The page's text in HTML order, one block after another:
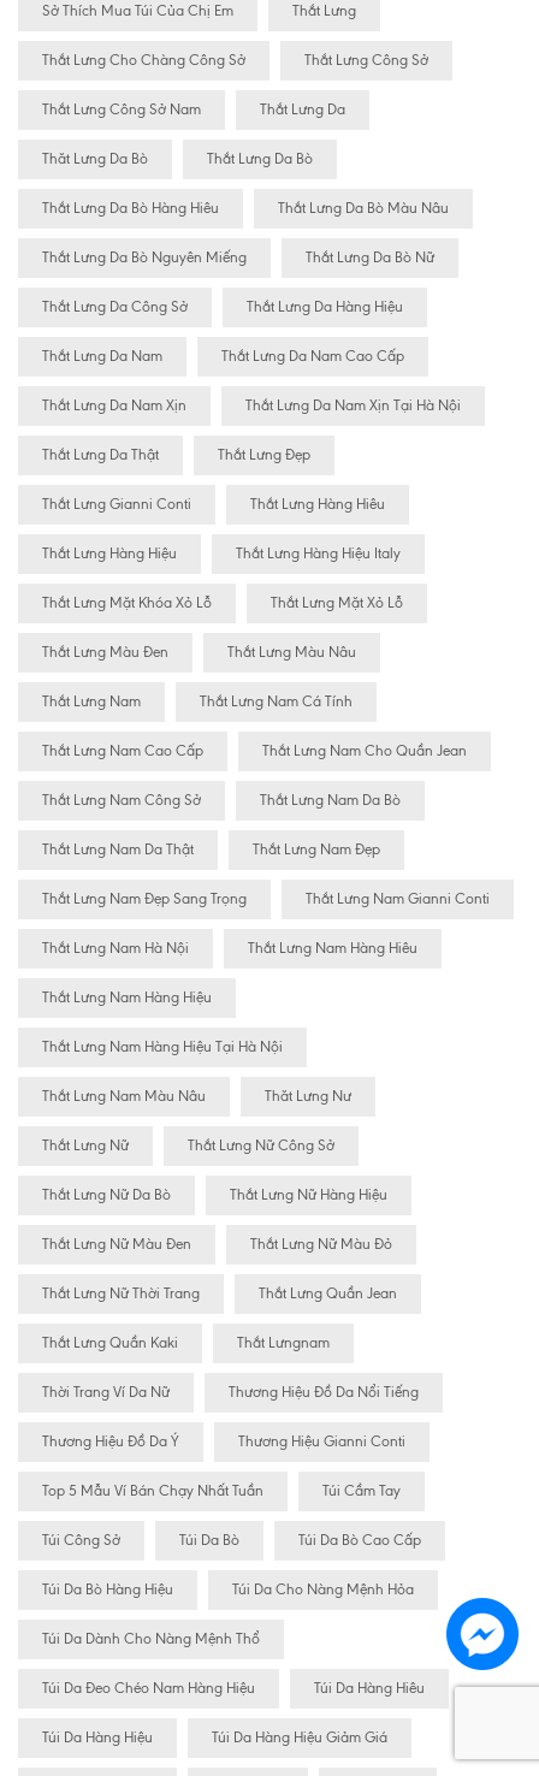
Sở Thích Mua Túi Của Chị Em Thắt Lưng
Thắt Lưng Cho Chàng Công Sở Thắt Lưng Công Sở
Thắt Lưng Công Sở Nam Thắt Lưng Da
Thăt Lưng Da Bò Thắt Lưng Da Bò
Thắt Lưng Da Bò Hàng Hiêu Thắt Lưng Da Bò Màu Nâu
Thắt Lưng Da Bò Nguyên Miếng Thắt Lưng Da Bò Nữ
Thắt Lưng Da Công Sở Thắt Lưng Da Hàng Hiệu
Thắt Lưng Da Nam Thắt Lưng Da Nam Cao Cấp
Thắt Lưng Da Nam Xịn Thắt Lưng Da Nam Xịn Tại Hà Nội
Thắt Lưng Da Thật Thắt Lưng Đẹp
Thắt Lưng Gianni Conti Thắt Lưng Hàng Hiêu
Thắt Lưng Hàng Hiệu Thắt Lưng Hàng Hiệu Italy
Thắt Lưng Mặt Khóa Xỏ Lỗ Thắt Lưng Mặt Xỏ Lỗ
Thắt Lưng Màu Đen Thắt Lưng Màu Nâu
Thắt Lưng Nam Thắt Lưng Nam Cá Tính
Thắt Lưng Nam Cao Cấp Thắt Lưng Nam Cho Quần Jean
Thắt Lưng Nam Công Sở Thắt Lưng Nam Da Bò
Thắt Lưng Nam Da Thật Thắt Lưng Nam Đẹp
Thắt Lưng Nam Đẹp Sang Trọng Thắt Lưng Nam Gianni Conti
Thắt Lưng Nam Hà Nội Thắt Lưng Nam Hàng Hiêu
Thắt Lưng Nam Hàng Hiệu
Thắt Lưng Nam Hàng Hiệu Tại Hà Nội
Thắt Lưng Nam Màu Nâu Thăt Lưng Nư
Thắt Lưng Nữ Thắt Lưng Nữ Công Sở
Thắt Lưng Nữ Da Bò Thắt Lưng Nữ Hàng Hiệu
Thắt Lưng Nữ Màu Đen Thắt Lưng Nữ Màu Đỏ
Thắt Lưng Nữ Thời Trang Thắt Lưng Quần Jean
Thắt Lưng Quần Kaki Thắt Lưngnam
Thời Trang Ví Da Nữ Thương Hiệu Đồ Da Nổi Tiếng
Thương Hiệu Đồ Da Ý Thương Hiệu Gianni Conti
Top 5 Mẫu Ví Bán Chạy Nhất Tuần Túi Cầm Tay
Túi Công Sở Túi Da Bò Túi Da Bò Cao Cấp
Túi Da Bò Hàng Hiệu Túi Da Cho Nàng Mệnh Hỏa
Túi Da Dành Cho Nàng Mệnh Thổ
Túi Da Đeo Chéo Nam Hàng Hiệu Túi Da Hàng Hiêu
Túi Da Hàng Hiệu Túi Da Hàng Hiệu Giảm Giá